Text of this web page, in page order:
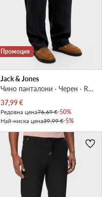
Промоция
Jack & Jones
Чино панталони · Черен · Relaxed Fit
Актуална цена
37,99€
Редовна цена76,69 €-50%
Най-ниска цена39,99 €-5%